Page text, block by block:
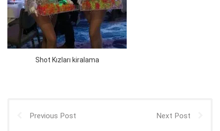
Shot Kızları kiralama
Previous Post Next Post